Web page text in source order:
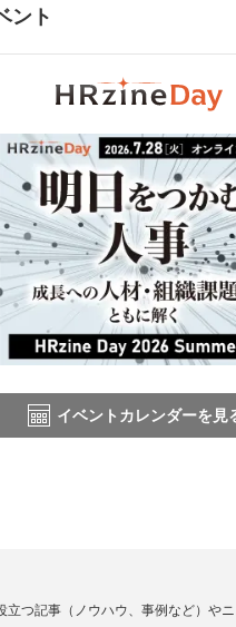
ント
イベントカレンダーを見
つ記事（ノウハウ、事例など）や